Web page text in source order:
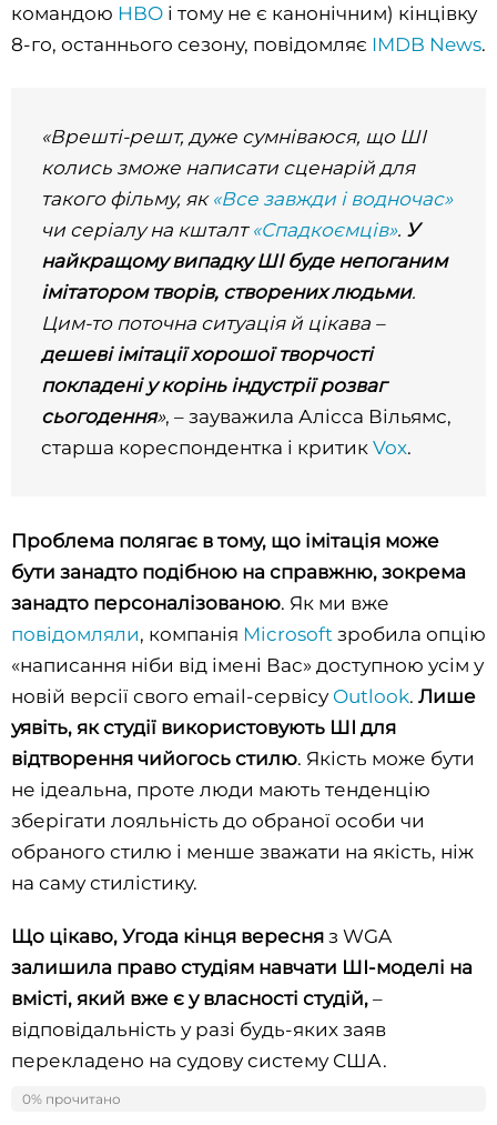
командою HBO і тому не є канонічним) кінцівку
8-го, останнього сезону, повідомляє IMDB News.
«Врешті-решт, дуже сумніваюся, що ШІ
колись зможе написати сценарій для
такого фільму, як «Все завжди і водночас»
чи серіалу на кшталт«Спадкоємців». У
найкращому випадку ШІ буде непоганим
імітатором творів, створених людьми.
Цим-то поточна ситуація й цікава –
дешеві імітації хорошої творчості
покладені у корінь індустрії розваг
сьогодення», – зауважила Алісса Вільямс,
старша кореспондентка і критикVox.
Проблема полягає в тому, що імітація може
бути занадто подібною на справжню, зокрема
занадто персоналізованою. Як ми вже
повідомляли, компанія Microsoft зробила опцію
«написання ніби від імені Вас» доступною усім у
новій версії свого email-сервісу Outlook. Лише
уявіть, як студії використовують ШІ для
відтворення чийогось стилю. Якість може бути
не ідеальна, проте люди мають тенденцію
зберігати лояльність до обраної особи чи
обраного стилю і менше зважати на якість, ніж
на саму стилістику.
Що цікаво, Угода кінця вересня з WGA
залишила право студіям навчати ШІ-моделі на
вмісті, який вже є у власності студій, –
відповідальність у разі будь-яких заяв
перекладено на судову систему США.
Водночас:
0% прочитано
0%